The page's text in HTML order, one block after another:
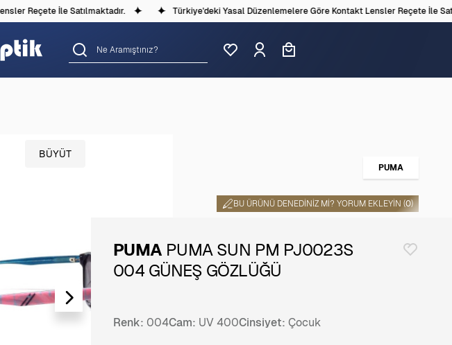
Reçete İle Satılmaktadır. Türkiye'deki Yasal Düzenlemelere Göre Kontakt Lensler Reçete İle
BÜYÜT
BU ÜRÜNÜ DENEDINIZ MI? YORUM EKLEYIN (0)
PUMA
PUMA PUMA SUN PM PJ0023S
004 GÜNEŞ GÖZLÜĞÜ
Renk: 004Cam: UV 400Cinsiyet: Çocuk